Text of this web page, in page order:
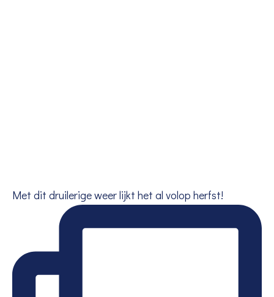
Met dit druilerige weer lijkt het al volop herfst!